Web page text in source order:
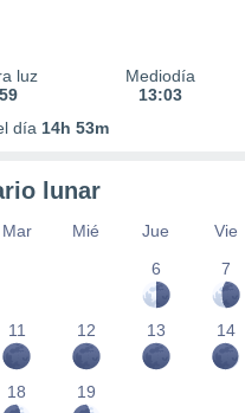
luz
Mediodía
13:03
día 14h 53m
lunar
Mar Mié Jue Vie
6
7
11 12 13 14
18 19